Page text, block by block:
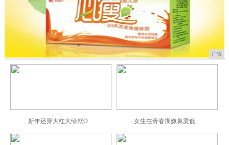
广告
新年还穿大红大绿就O 女生在青春期嫌鼻梁低